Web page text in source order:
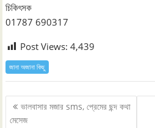
চিকিৎসক
01787 690317
Post Views: 4,439
জানা অজানা কিছু
Post
navigation
ভালবাসার মজার sms, প্রেমের ছন্দ কথা
মেসেজ